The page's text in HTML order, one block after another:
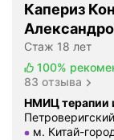
Капериз
Стаж 18 лет
100%
83 отзыва
Метро м. Китай-
м. Китай-